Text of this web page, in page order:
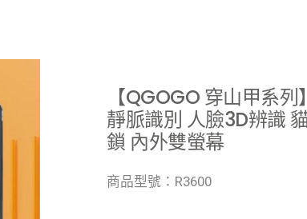
【QGOGO 穿山甲系
靜脈識別 人臉3D辨識
鎖 內外雙螢幕
商品型號：R3600